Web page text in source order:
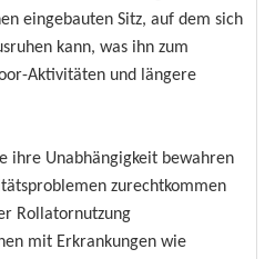
eingebauten Sitz, auf dem sich
kann, was ihn zum
Aktivitäten und längere
ihre Unabhängigkeit bewahren
zurechtkommen
Rollatornutzung
mit Erkrankungen wie